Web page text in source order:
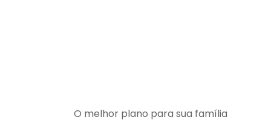
O melhor plano para sua família